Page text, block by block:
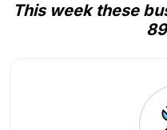
This week these